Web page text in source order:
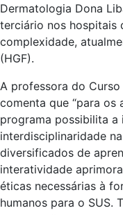
Dermatologia Dona
terciário nos hospitais
complexidade,
(HGF).
A professora do
comenta que “para os
programa possibilita a
interdisciplinaridade
diversificados de
interatividade
éticas necessárias à
humanos para o SUS.